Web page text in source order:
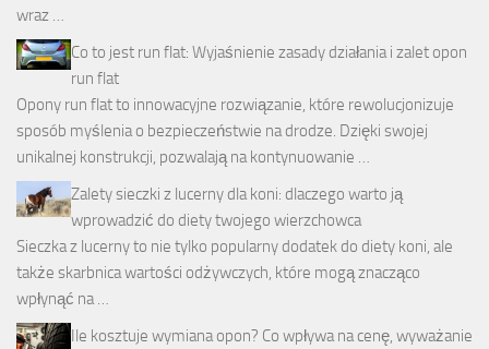
wraz …
Co to jest run flat: Wyjaśnienie zasady działania i zalet opon
run flat
Opony run flat to innowacyjne rozwiązanie, które rewolucjonizuje
sposób myślenia o bezpieczeństwie na drodze. Dzięki swojej
unikalnej konstrukcji, pozwalają na kontynuowanie …
Zalety sieczki z lucerny dla koni: dlaczego warto ją
wprowadzić do diety twojego wierzchowca
Sieczka z lucerny to nie tylko popularny dodatek do diety koni, ale
także skarbnica wartości odżywczych, które mogą znacząco
wpłynąć na …
Ile kosztuje wymiana opon? Co wpływa na cenę, wyważanie